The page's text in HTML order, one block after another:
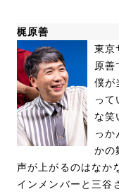
梶原善
東京
原善
僕が
って
な笑
っか
かの
声が上がるのはなか
インメンバーと三谷